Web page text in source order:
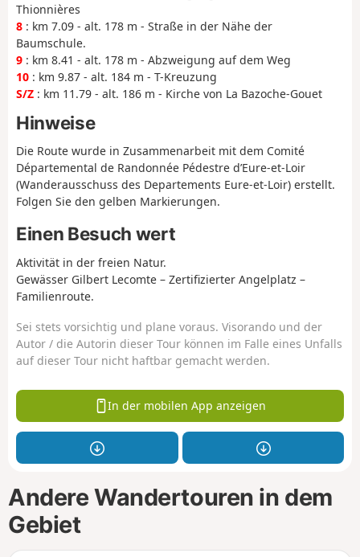
Thionnières
8 : km 7.09 - alt. 178 m - Straße in der Nähe der
Baumschule.
9 : km 8.41 - alt. 178 m - Abzweigung auf dem Weg
10 : km 9.87 - alt. 184 m - T-Kreuzung
S/Z : km 11.79 - alt. 186 m - Kirche von La Bazoche-Gouet
Hinweise
Die Route wurde in Zusammenarbeit mit dem Comité
Départemental de Randonnée Pédestre d’Eure-et-Loir
(Wanderausschuss des Departements Eure-et-Loir) erstellt.
Folgen Sie den gelben Markierungen.
Einen Besuch wert
Aktivität in der freien Natur.
Gewässer Gilbert Lecomte – Zertifizierter Angelplatz –
Familienroute.
Sei stets vorsichtig und plane voraus. Visorando und der
Autor / die Autorin dieser Tour können im Falle eines Unfalls
auf dieser Tour nicht haftbar gemacht werden.
In der mobilen App anzeigen
Andere Wandertouren in dem
Gebiet